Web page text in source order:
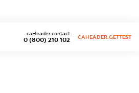
0 (800) 210 102
caHeader.contact
CAHEADER.GETTEST